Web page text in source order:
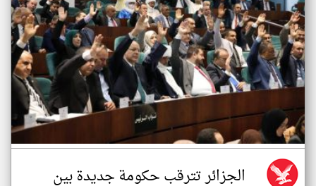
الجزائر تترقب حكومة جديدة بين